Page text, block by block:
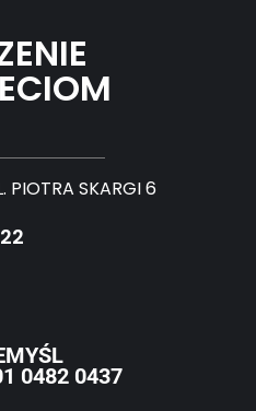
PIOTRA SKARGI 6
0482 0437